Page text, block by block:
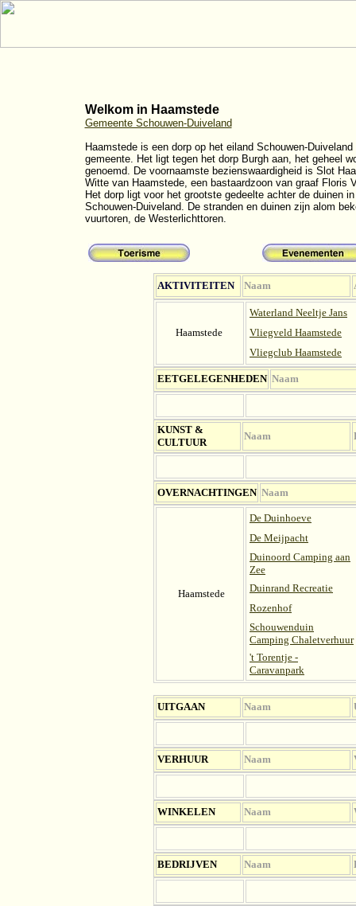
Welkom in Haamstede
Gemeente Schouwen-Duiveland
Haamstede is een dorp op het eiland Schouwen-
gemeente. Het ligt tegen het dorp Burgh aan, het geheel
genoemd. De voornaamste bezienswaardigheid is Slot
Witte van Haamstede, een bastaardzoon van graaf Floris
Het dorp ligt voor het grootste gedeelte achter de duinen
Schouwen-Duiveland. De stranden en duinen zijn alom
vuurtoren, de Westerlichttoren.
AKTIVITEITEN Naam
Haamstede
Waterland Neeltje Jans
Vliegveld Haamstede
Vliegclub Haamstede
EETGELEGENHEDEN Naam
KUNST &
CULTUUR
Naam
OVERNACHTINGEN Naam
Haamstede
De Duinhoeve
De Meijpacht
Duinoord Camping aan
Zee
Duinrand Recreatie
Rozenhof
Schouwenduin
Camping Chaletverhuur
't Torentje -
Caravanpark
UITGAAN Naam
VERHUUR Naam
WINKELEN Naam
BEDRIJVEN Naam